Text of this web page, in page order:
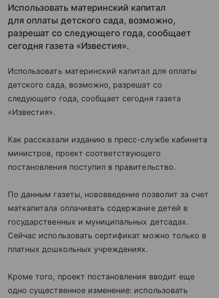
Использовать материнский капитал
для оплаты детского сада, возможно,
разрешат со следующего года, сообщает
сегодня газета «Известия».
Использовать материнский капитал для оплаты
детского сада, возможно, разрешат со
следующего года, сообщает сегодня газета
«Известия».
Как рассказали изданию в пресс-службе кабинета
министров, проект соответствующего
постановления поступил в правительство.
По данным газеты, нововведение позволит за счет
маткапитала оплачивать содержание детей в
государственных и муниципальных детсадах.
Сейчас использовать сертификат можно только в
платных дошкольных учреждениях.
Кроме того, проект постановления вводит еще
одно существенное изменение: использовать